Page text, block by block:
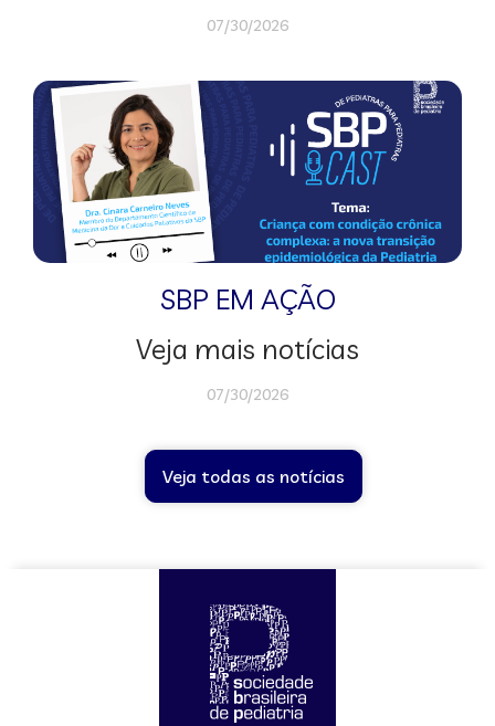
07/30/2026
SBP EM AÇÃO
Veja mais notícias
07/30/2026
Veja todas as notícias